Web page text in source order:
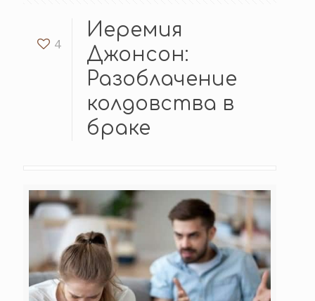
4
Иеремия
Джонсон:
Разоблачение
колдовства в
браке